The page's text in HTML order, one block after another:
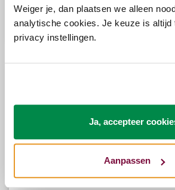
Weiger je, dan plaatsen we alleen
analytische cookies. Je keuze is altijd
privacy instellingen.
Ja, accepteer
Aanpassen
€949,00